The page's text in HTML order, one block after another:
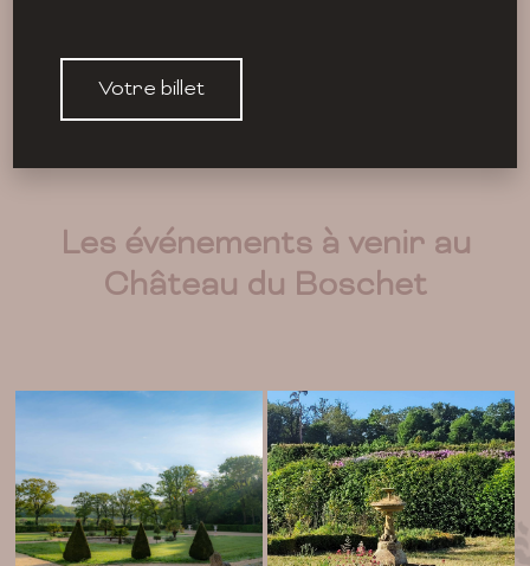
Votre billet
Les événements à venir au
Château du Boschet